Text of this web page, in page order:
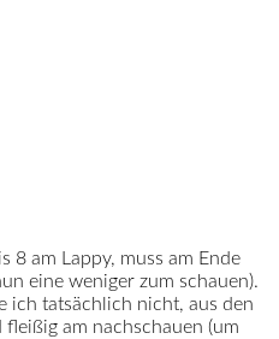
8 am Lappy, muss am Ende
eine weniger zum schauen).
ich tatsächlich nicht, aus den
am nachschauen (um